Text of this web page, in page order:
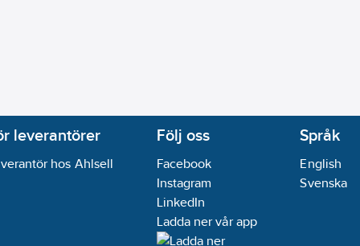
leverantörer
hos Ahlsell
Följ oss
Facebook
Instagram
LinkedIn
Ladda ner vår app
Språk
English
Svenska